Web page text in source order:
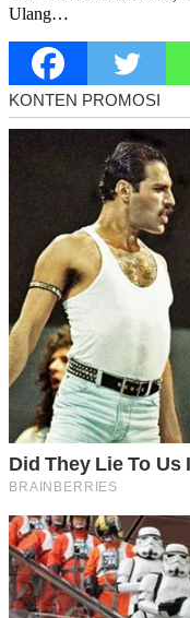
Ulang…